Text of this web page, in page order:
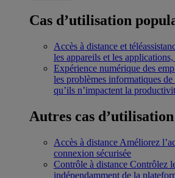
Cas d’utilisation
Accès à distance et
les appareils et les
Expérience numérique des
les problèmes informatiques
qu’ils n’impactent la
Autres cas d’utilisation
Accès à distance Améliorez
connexion sécurisée
Contrôle à distance Contrôlez
indépendamment de la